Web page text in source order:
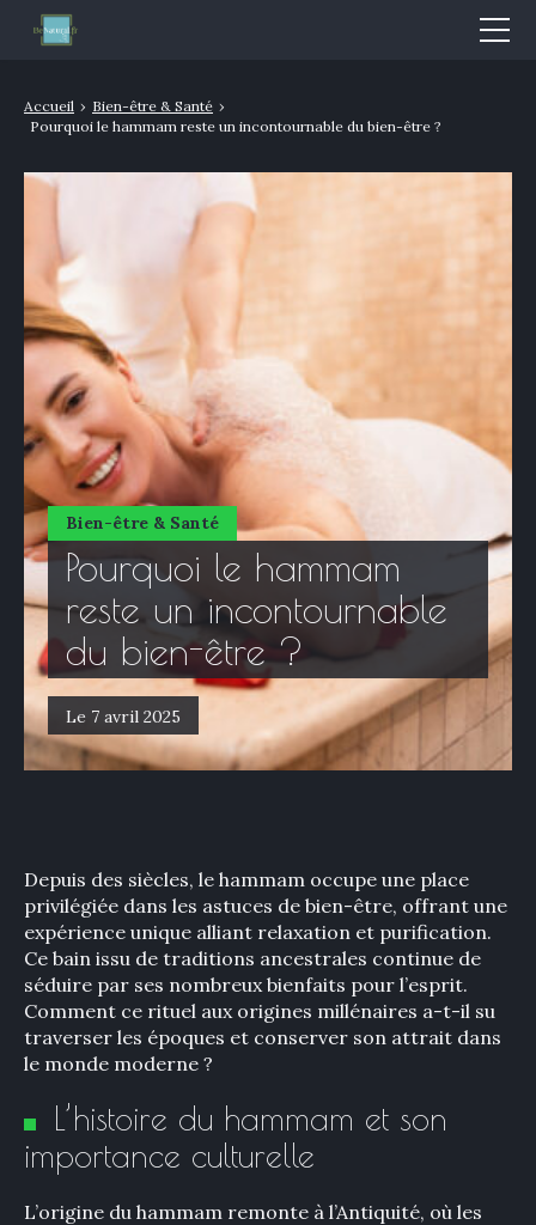
Bien-être & Santé
Pourquoi le hammam
reste un incontournable
du bien-être ?
Le 7 avril 2025
Accueil › Bien-être & Santé ›
Pourquoi le hammam reste un incontournable du bien-être ?
Depuis des siècles, le hammam occupe une place
privilégiée dans les astuces de bien-être, offrant une
expérience unique alliant relaxation et purification.
Ce bain issu de traditions ancestrales continue de
séduire par ses nombreux bienfaits pour l’esprit.
Comment ce rituel aux origines millénaires a-t-il su
traverser les époques et conserver son attrait dans
le monde moderne ?
L’histoire du hammam et son
importance culturelle​
L’origine du hammam remonte à l’Antiquité, où les
Bien-être & Santé
Nutrition
Sport
Bio/Naturel
GLOSSAIRE